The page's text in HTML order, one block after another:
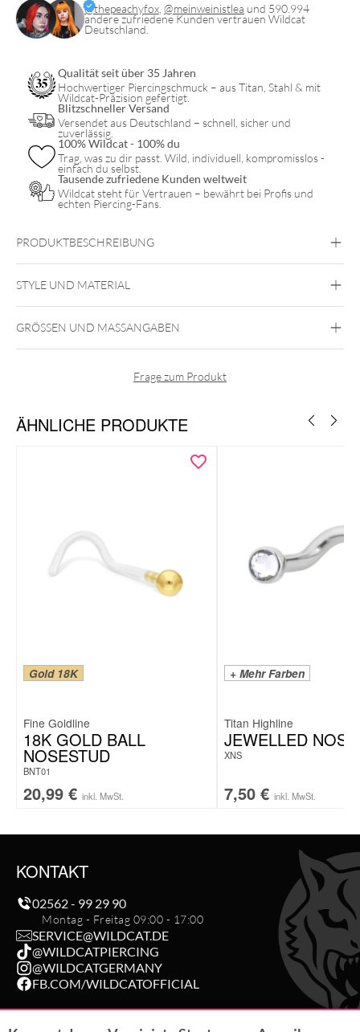
@thepeachyfox @meinweinistlea und 590.994
andere zufriedene Kunden vertrauen Wildcat
Deutschland.
Qualität seit über 35 Jahren
Hochwertiger Piercingschmuck – aus Titan, Stahl & mit
Wildcat-Präzision gefertigt.
Blitzschneller Versand
Versendet aus Deutschland – schnell, sicher und
zuverlässig.
100% Wildcat - 100% du
Trag, was zu dir passt. Wild, individuell, kompromisslos -
einfach du selbst.
Tausende zufriedene Kunden weltweit
Wildcat steht für Vertrauen – bewährt bei Profis und
echten Piercing-Fans.
PRODUKTBESCHREIBUNG
STYLE UND MATERIAL
Fine Goldline
750er Gold
GRÖSSEN UND MASSANGABEN
Frage zum Produkt
ÄHNLICHE PRODUKTE
Gold 18K
Fine Goldline
18K GOLD BALL
NOSESTUD
BNT01
20,99 € inkl. MwSt.
+ Mehr Farben
Titan Highline
JEWELLED
XNS
7,50 € inkl. MwSt.
KONTAKT
02562 - 99 29 90
Montag - Freitag 09:00 - 17:00
SERVICE@WILDCAT.DE
@WILDCATPIERCING
@WILDCATGERMANY
FB.COM/WILDCATOFFICIAL